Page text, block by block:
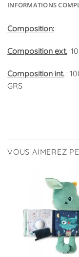
INFORMATIONS
Composition:
Composition ext.
Composition int. :
GRS
VOUS AIMEREZ